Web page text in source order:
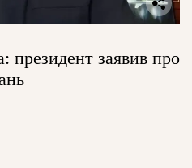
президент заявив про